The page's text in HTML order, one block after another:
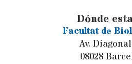
Dónde
Facultat de
Av.
08028